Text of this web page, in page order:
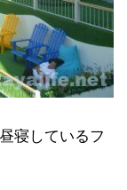
寝しているフ